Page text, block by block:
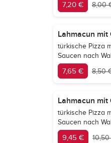
7,20 € 8,00
Lahmacun mit
türkische Pizza
Saucen nach
7,65 € 8,50
Lahmacun mit
türkische Pizza
Saucen nach
9,45 €